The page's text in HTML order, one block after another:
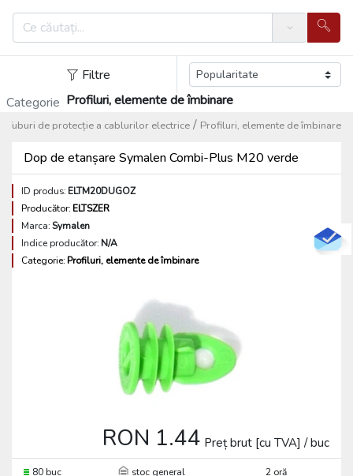
Search
Filtre
Categorie Profiluri, elemente de îmbinare
Profiluri, elemente de îmbinare
/
Tuburi de protecție a cablurilor electrice
Dop de etanșare Symalen Combi-Plus M20 verde
ID produs:ELTM20DUGOZ
Producător:ELTSZER
Marca:Symalen
Indice producător:N/A
Categorie:Profiluri, elemente de îmbinare
RON 1.44 Preț brut [cu TVA] / buc
80 buc stoc general
2 oră